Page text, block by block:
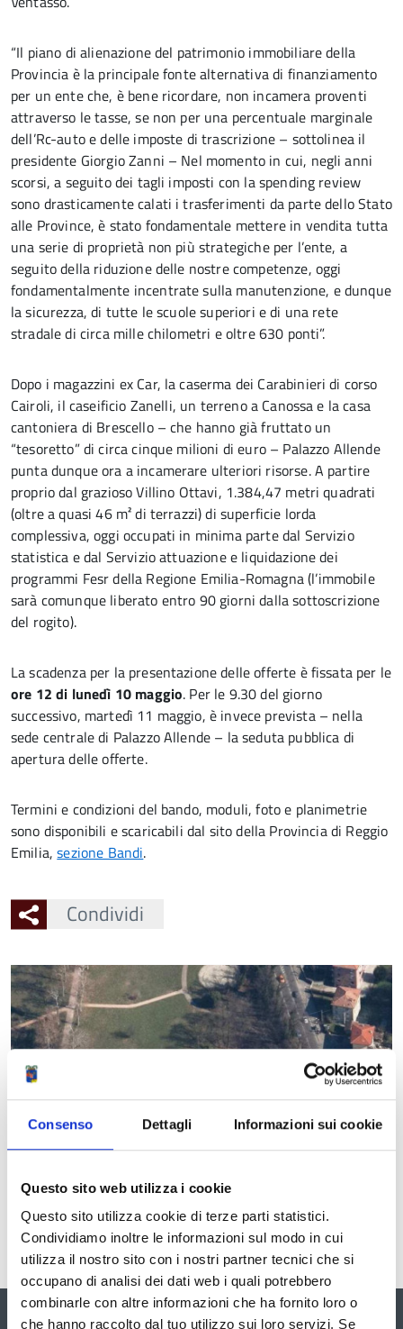
Consenso Dettagli Informazioni sui cookie
Questo sito web utilizza i cookie
Questo sito utilizza cookie di terze parti statistici.
Condividiamo inoltre le informazioni sul modo in cui
utilizza il nostro sito con i nostri partner tecnici che si
occupano di analisi dei dati web i quali potrebbero
combinarle con altre informazioni che ha fornito loro o
che hanno raccolto dal tuo utilizzo sui loro servizi. Se
“Il piano di alienazione del patrimonio immobiliare della
Provincia è la principale fonte alternativa di finanziamento
per un ente che, è bene ricordare, non incamera proventi
attraverso le tasse, se non per una percentuale marginale
dell’Rc-auto e delle imposte di trascrizione – sottolinea il
presidente Giorgio Zanni – Nel momento in cui, negli anni
scorsi, a seguito dei tagli imposti con la spending review
sono drasticamente calati i trasferimenti da parte dello Stato
alle Province, è stato fondamentale mettere in vendita tutta
una serie di proprietà non più strategiche per l’ente, a
seguito della riduzione delle nostre competenze, oggi
fondamentalmente incentrate sulla manutenzione, e dunque
la sicurezza, di tutte le scuole superiori e di una rete
stradale di circa mille chilometri e oltre 630 ponti”.
Dopo i magazzini ex Car, la caserma dei Carabinieri di corso
Cairoli, il caseificio Zanelli, un terreno a Canossa e la casa
cantoniera di Brescello – che hanno già fruttato un
“tesoretto” di circa cinque milioni di euro – Palazzo Allende
punta dunque ora a incamerare ulteriori risorse. A partire
proprio dal grazioso Villino Ottavi, 1.384,47 metri quadrati
(oltre a quasi 46 m² di terrazzi) di superficie lorda
complessiva, oggi occupati in minima parte dal Servizio
statistica e dal Servizio attuazione e liquidazione dei
programmi Fesr della Regione Emilia-Romagna (l’immobile
sarà comunque liberato entro 90 giorni dalla sottoscrizione
del rogito).
La scadenza per la presentazione delle offerte è fissata per le
ore 12 di lunedì 10 maggio. Per le 9.30 del giorno
successivo, martedì 11 maggio, è invece prevista – nella
sede centrale di Palazzo Allende – la seduta pubblica di
apertura delle offerte.
Termini e condizioni del bando, moduli, foto e planimetrie
sono disponibili e scaricabili dal sito della Provincia di Reggio
Emilia,sezione Bandi.
Condividi
Ingrandisci
l'immagine